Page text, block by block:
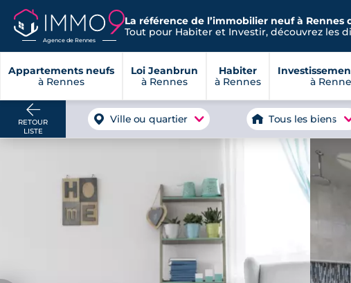
Agence de Rennes
La référence de l’immobilier neuf à Rennes
Tout pour Habiter et Investir, découvrez les
Appartements neufs
à Rennes
Loi Jeanbrun
à Rennes
Habiter
à Rennes
à
RETOUR
LISTE
Ville ou quartier Tous les biens